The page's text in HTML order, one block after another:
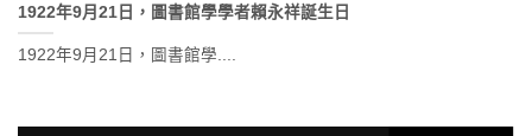
1922年9月21日，圖書館學學者賴永祥誕生日
1922年9月21日，圖書館學....